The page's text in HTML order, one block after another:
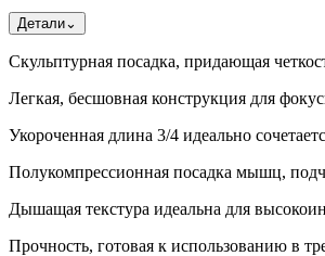
Детали⌄
Скульптурная посадка, придающая
Легкая, бесшовная конструкция для
Укороченная длина 3/4 идеально
Полукомпрессионная посадка мышц,
Дышащая текстура идеальна для
Прочность, готовая к использованию в